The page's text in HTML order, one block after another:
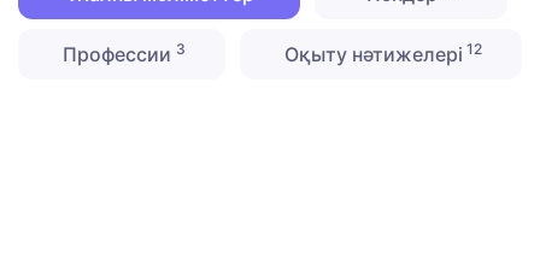
Профессии 3 Оқыту нәтижелері 12